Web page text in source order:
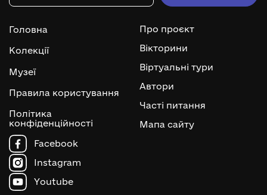
Головна
Колекції
Музеї
Правила користування
Політика
конфіденційності
Про проєкт
Вікторини
Віртуальні тури
Автори
Часті питання
Мапа сайту
Facebook
Instagram
Youtube